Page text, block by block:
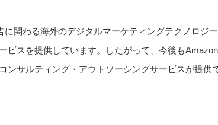
関わる海外のデジタルマーケティングテクノロジ
ビスを提供しています。したがって、今後も
ンサルティング・アウトソーシングサービスが提供